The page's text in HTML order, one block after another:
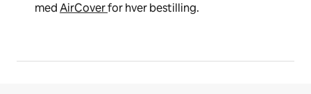
medAirCoverfor hver bestilling.